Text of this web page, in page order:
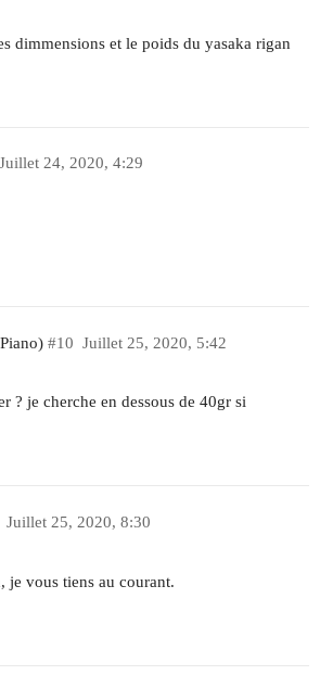
dimmensions et le poids du yasaka rigan
Juillet 24, 2020, 4:29
Juillet 25, 2020, 5:42
#10
? je cherche en dessous de 40gr si
Juillet 25, 2020, 8:30
je vous tiens au courant.